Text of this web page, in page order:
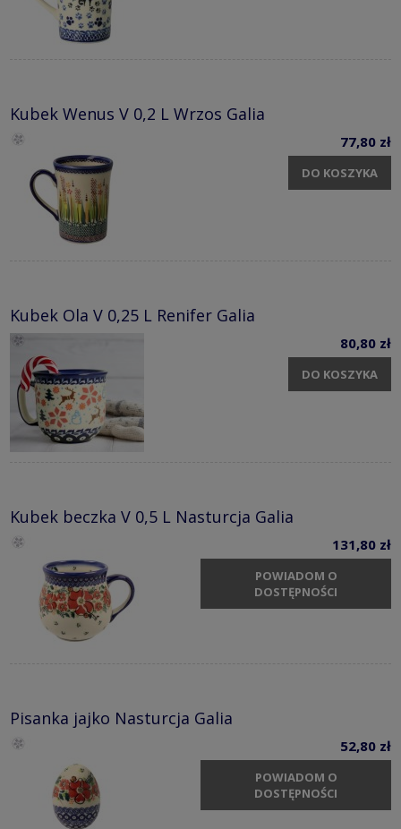
Kubek Wenus V 0,2 L Wrzos Galia
77,80 zł
DO KOSZYKA
Kubek Ola V 0,25 L Renifer Galia
80,80 zł
DO KOSZYKA
Kubek beczka V 0,5 L Nasturcja Galia
131,80 zł
POWIADOM O
DOSTĘPNOŚCI
Pisanka jajko Nasturcja Galia
52,80 zł
POWIADOM O
DOSTĘPNOŚCI